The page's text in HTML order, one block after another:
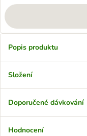
Popis produktu
Složení
Doporučené dávkování
Hodnocení